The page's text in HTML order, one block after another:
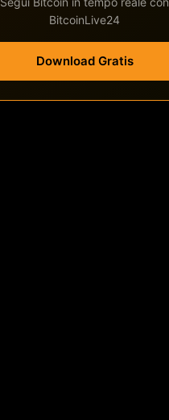
BitcoinLive24
Download Gratis